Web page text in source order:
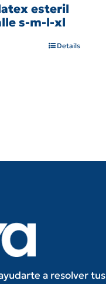
esteril
s-m-l-xl
Details
a resolver tus